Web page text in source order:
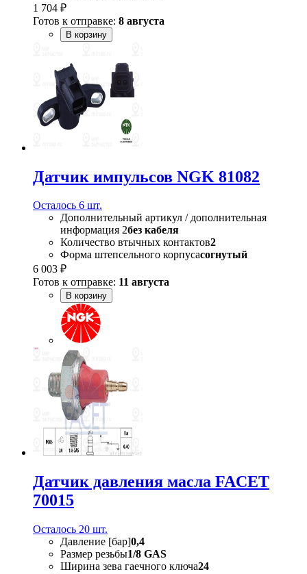
1 704 ₽
Готов к отправке: 8 августа
В корзину
Датчик импульсов NGK 81082
Осталось 6 шт.
Дополнительный артикул / дополнительная
информация 2без кабеля
Количество втычных контактов2
Форма штепсельного корпусасогнутый
6 003 ₽
Готов к отправке: 11 августа
В корзину
Датчик давления масла FACET
70015
Осталось 20 шт.
Давление [бар]0,4
Размер резьбы1/8 GAS
Ширина зева гаечного ключа24